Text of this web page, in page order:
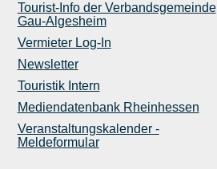
Tourist-Info der Verbandsgemeinde
Gau-Algesheim
Vermieter Log-In
Newsletter
Touristik Intern
Mediendatenbank Rheinhessen
Veranstaltungskalender -
Meldeformular